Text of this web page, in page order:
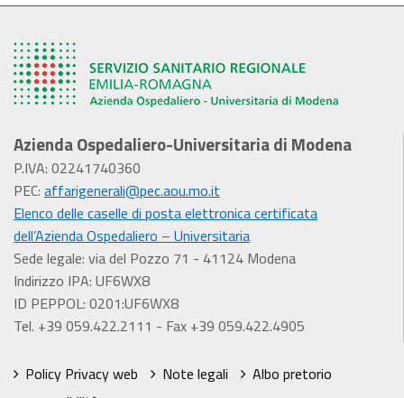
Azienda Ospedaliero-Universitaria di Modena
P.IVA: 02241740360
PEC: affarigenerali@pec.aou.mo.it
Elenco delle caselle di posta elettronica certificata
dell’Azienda Ospedaliero – Universitaria
Sede legale: via del Pozzo 71 - 41124 Modena
Indirizzo IPA: UF6WX8
ID PEPPOL: 0201:UF6WX8
Tel. +39 059.422.2111 - Fax +39 059.422.4905
Policy Privacy web Note legali
Albo pretorio